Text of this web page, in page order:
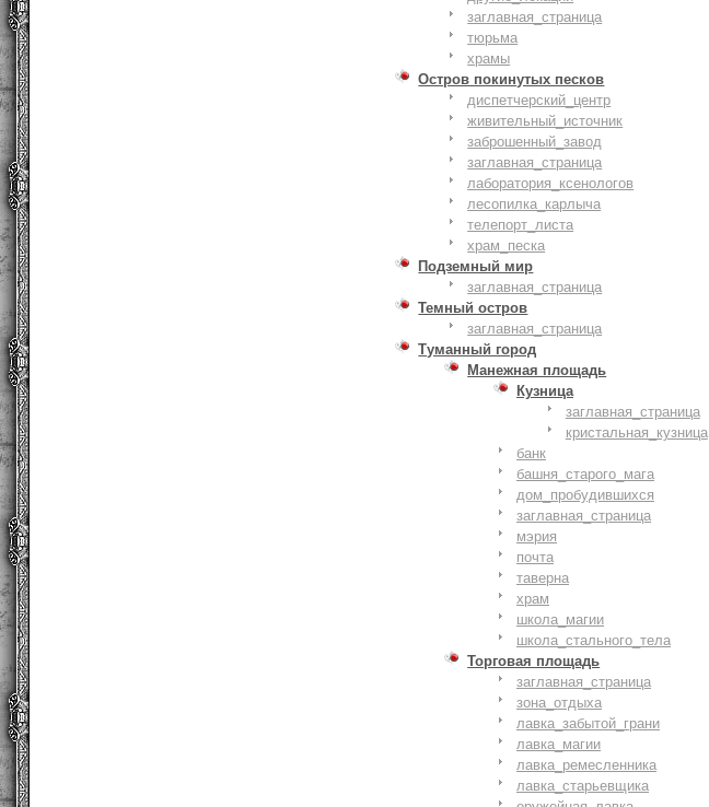
заглавная_страница
тюрьма
храмы
Остров покинутых песков
диспетчерский_центр
живительный_источник
заброшенный_завод
заглавная_страница
лаборатория_ксенологов
лесопилка_карлыча
телепорт_листа
храм_песка
Подземный мир
заглавная_страница
Темный остров
заглавная_страница
Туманный город
Манежная площадь
Кузница
заглавная_страница
кристальная_кузница
банк
башня_старого_мага
дом_пробудившихся
заглавная_страница
мэрия
почта
таверна
храм
школа_магии
школа_стального_тела
Торговая площадь
заглавная_страница
зона_отдыха
лавка_забытой_грани
лавка_магии
лавка_ремесленника
лавка_старьевщика